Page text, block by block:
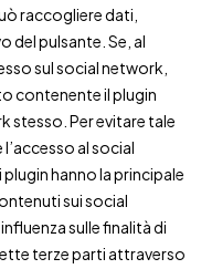
raccogliere dati,
del pulsante. Se, al
sul social network,
contenente il plugin
stesso. Per evitare tale
al social
hanno la principale
sui social
sulle finalità di
terze parti attraverso